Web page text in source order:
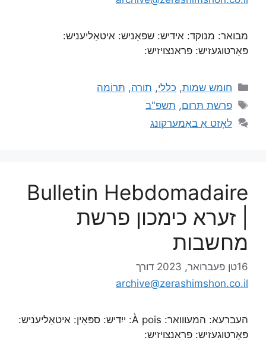
מבואר: מנוקד: אידיש: שפּאַניש: איטאַליעניש:
פּאָרטוגעזיש: פראנצויזיש:
חומש שמות, כללי, תורה, תּרוֹמה
פרשת תּרום, תשפ"ב
לאָזט אַ באַמערקונג
Bulletin Hebdomadaire
| זערא כימכון פרשת
מחשבות
16טן פעברואר, 2023
דורך
archive@zerashimshon.co.il
העברעא: המעווואר: À pois: ייִדיש: ספּאַין: איטאַליעניש:
פּאָרטוגעזיש: פראנצויזיש: